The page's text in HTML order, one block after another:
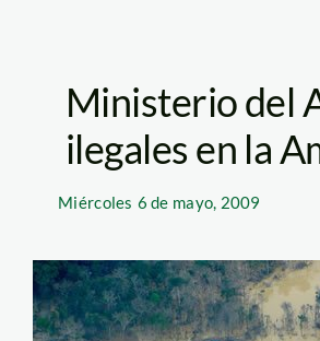
Ministerio del
ilegales en la
Miércoles 6 de mayo, 2009